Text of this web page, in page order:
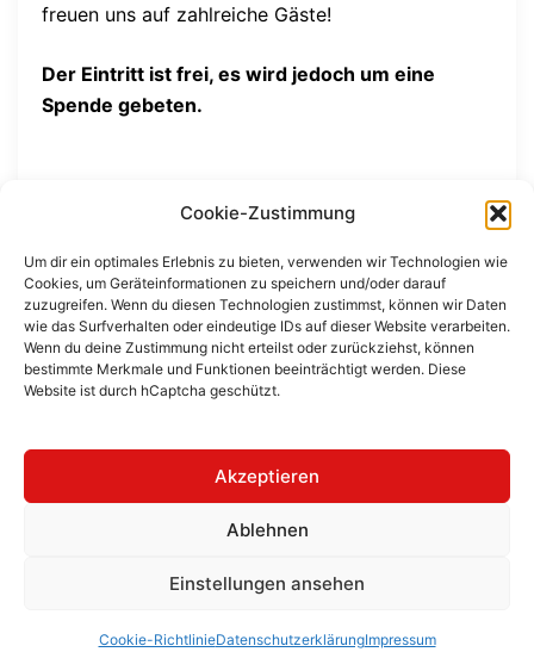
Cookie-Zustimmung
Um dir ein optimales Erlebnis zu bieten, verwenden wir Technologien wie
Cookies, um Geräteinformationen zu speichern und/oder darauf
zuzugreifen. Wenn du diesen Technologien zustimmst, können wir Daten
wie das Surfverhalten oder eindeutige IDs auf dieser Website verarbeiten.
Wenn du deine Zustimmung nicht erteilst oder zurückziehst, können
bestimmte Merkmale und Funktionen beeinträchtigt werden. Diese
Website ist durch hCaptcha geschützt.
Akzeptieren
Ablehnen
Einstellungen ansehen
Cookie-RichtlinieDatenschutzerklärungImpressum
freuen uns auf zahlreiche Gäste!
Der Eintritt ist frei, es wird jedoch um eine
Spende gebeten.
Beitragsnavigation
Kirche Quohren
Findlingspark Nochten
|Cookie-
FR
© 2026 The Gospel Passengers.